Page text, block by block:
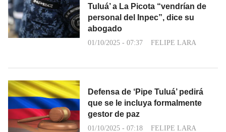
Tuluá’ a La Picota “vendrían de
personal del Inpec”, dice su
abogado
01/10/2025 - 07:37 FELIPE LARA
Defensa de ‘Pipe Tuluá’ pedirá
que se le incluya formalmente
gestor de paz
01/10/2025 - 07:18 FELIPE LARA